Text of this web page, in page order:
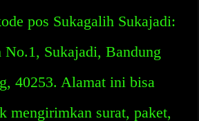
pos Sukagalih Sukajadi:
No.1, Sukajadi, Bandung
40253. Alamat ini bisa
mengirimkan surat, paket,